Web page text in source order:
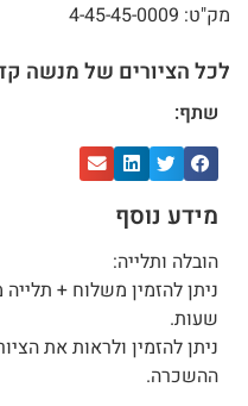
מק"ט: 4-45-45-0009
לכל הציורים של מנשה
שתף:
מידע נוסף
הובלה ותלייה:
שעות.
ניתן להזמין ולראות את
ההשכרה.